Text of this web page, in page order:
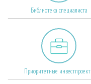
Библиотека специалиста
Приоритетные